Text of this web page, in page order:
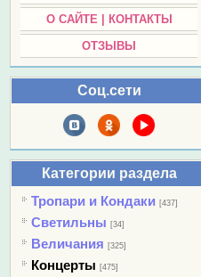
О САЙТЕ | КОНТАКТЫ
ОТЗЫВЫ
Соц.сети
Категории раздела
Тропари и Кондаки [437]
Светильны [34]
Величания [325]
Концерты [475]